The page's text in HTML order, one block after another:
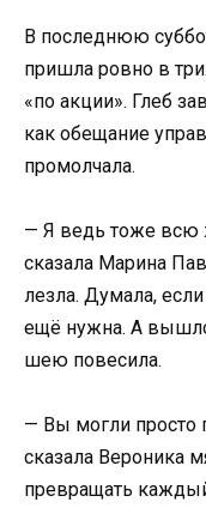
В последнюю
пришла ровно в
«по акции». Глеб
как обещание
промолчала.
— Я ведь тоже всю
сказала Марина
лезла. Думала,
ещё нужна. А
шею повесила.
— Вы могли просто
сказала Вероника
превращать